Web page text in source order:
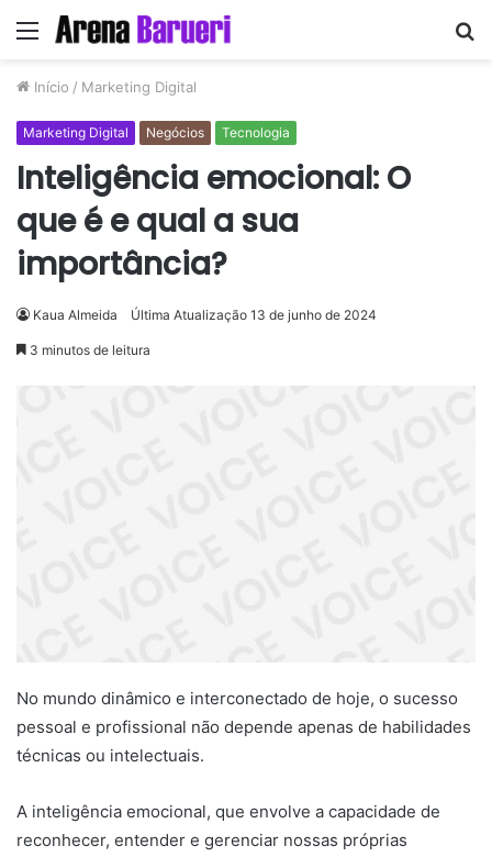
Menu
Início / Marketing Digital
Marketing Digital Negócios Tecnologia
Inteligência emocional: O
que é e qual a sua
importância?
Kaua Almeida Última Atualização 13 de junho de 2024
3 minutos de leitura
No mundo dinâmico e interconectado de hoje, o sucesso
pessoal e profissional não depende apenas de habilidades
técnicas ou intelectuais.
A inteligência emocional, que envolve a capacidade de
reconhecer, entender e gerenciar nossas próprias